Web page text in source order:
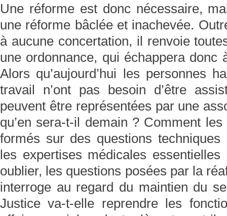
Une réforme est donc nécessaire,
une réforme bâclée et inachevée.
à aucune concertation, il renvoie
une ordonnance, qui échappera donc
Alors qu’aujourd’hui les personnes
travail n’ont pas besoin d’être
peuvent être représentées par une
qu’en sera-t-il demain ? Comment
formés sur des questions
les expertises médicales
oublier, les questions posées par la
interroge au regard du maintien du
Justice va-t-elle reprendre les